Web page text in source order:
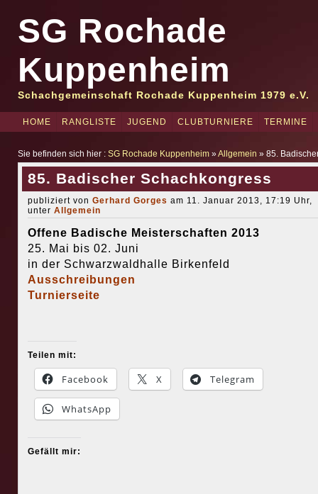
SG Rochade
Kuppenheim
Schachgemeinschaft Rochade Kuppenheim 1979 e.V.
HOME RANGLISTE JUGEND CLUBTURNIERE TERMINE
Sie befinden sich hier : SG Rochade Kuppenheim»Allgemein » 85.
85. Badischer Schachkongress
publiziert von Gerhard Gorges am 11. Januar 2013, 17:19 Uhr,
unter Allgemein
Offene Badische Meisterschaften 2013
25. Mai bis 02. Juni
in der Schwarzwaldhalle Birkenfeld
Ausschreibungen
Turnierseite
Teilen mit:
Facebook X Telegram
WhatsApp
Gefällt mir: